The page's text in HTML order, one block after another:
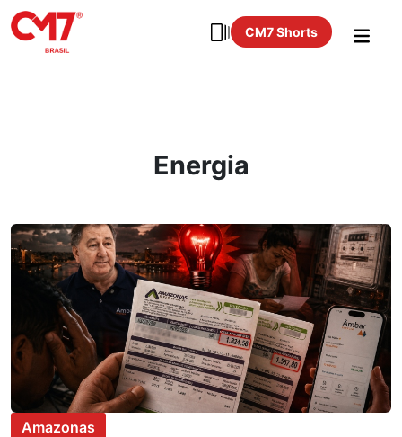
CM7 Shorts
Energia
Amazonas